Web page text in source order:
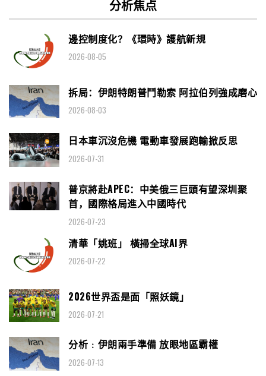
分析焦点
邊控制度化？《環時》護航新規
2026-08-05
拆局：伊朗特朗普鬥勒索 阿拉伯列強成磨心
2026-08-03
日本車沉沒危機 電動車發展跑輸掀反思
2026-07-31
普京將赴APEC：中美俄三巨頭有望深圳聚
首，國際格局進入中國時代
2026-07-23
清華「姚班」 橫掃全球AI界
2026-07-22
2026世界盃是面「照妖鏡」
2026-07-21
分析﹕伊朗兩手準備 放眼地區霸權
2026-07-13